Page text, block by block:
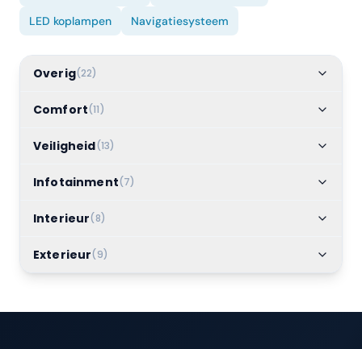
LED koplampen
Navigatiesysteem
Overig(22)
Comfort(11)
Veiligheid(13)
Infotainment(7)
Interieur(8)
Exterieur(9)